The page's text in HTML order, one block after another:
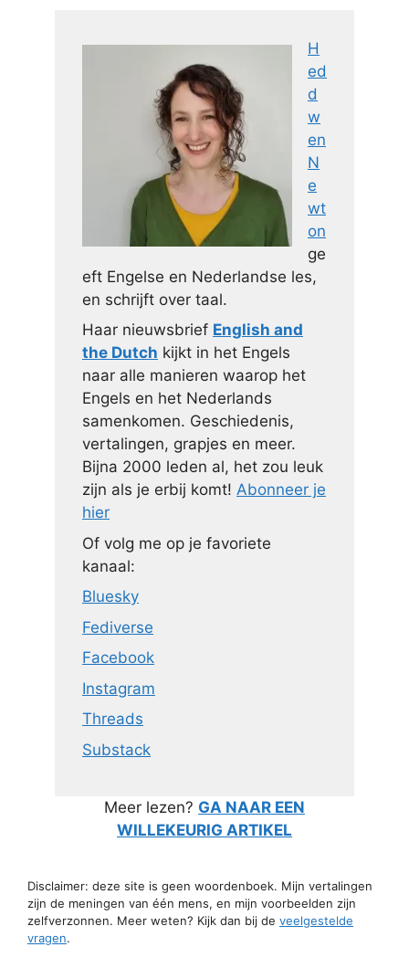
H
ed
d
w
en
N
e
wt
on
ge
eft Engelse en Nederlandse les,
en schrijft over taal.
Haar nieuwsbrief English and
the Dutch kijkt in het Engels
naar alle manieren waarop het
Engels en het Nederlands
samenkomen. Geschiedenis,
vertalingen, grapjes en meer.
Bijna 2000 leden al, het zou leuk
zijn als je erbij komt! Abonneer je
hier
Of volg me op je favoriete
kanaal:
Bluesky
Fediverse
Facebook
Instagram
Threads
Substack
Meer lezen? GA NAAR EEN
WILLEKEURIG ARTIKEL
Disclaimer: deze site is geen woordenboek. Mijn vertalingen
zijn de meningen van één mens, en mijn voorbeelden zijn
zelfverzonnen. Meer weten? Kijk dan bij de veelgestelde
vragen.